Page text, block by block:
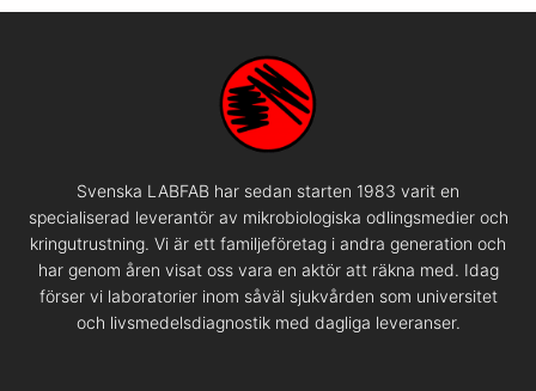
Svenska LABFAB har sedan starten 1983 varit en
specialiserad leverantör av mikrobiologiska odlingsmedier och
kringutrustning. Vi är ett familjeföretag i andra generation och
har genom åren visat oss vara en aktör att räkna med. Idag
förser vi laboratorier inom såväl sjukvården som universitet
och livsmedelsdiagnostik med dagliga leveranser.